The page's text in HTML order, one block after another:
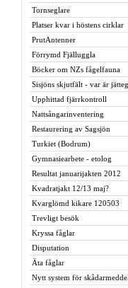
Tornseglare
Platser kvar i höstens cirklar
PrutAntenner
Förrymd Fjälluggla
Böcker om NZs fågelfauna
Sisjöns skjutfält - var är
Upphittad fjärrkontroll
Nattsångarinventering
Restaurering av Sagsjön
Turkiet (Bodrum)
Gymnasiearbete - etolog
Resultat januarijakten 2012
Kvadratjakt 12/13 maj?
Kvarglömd kikare 120503
Trevligt besök
Kryssa fåglar
Disputation
Äta fåglar
Nytt system för